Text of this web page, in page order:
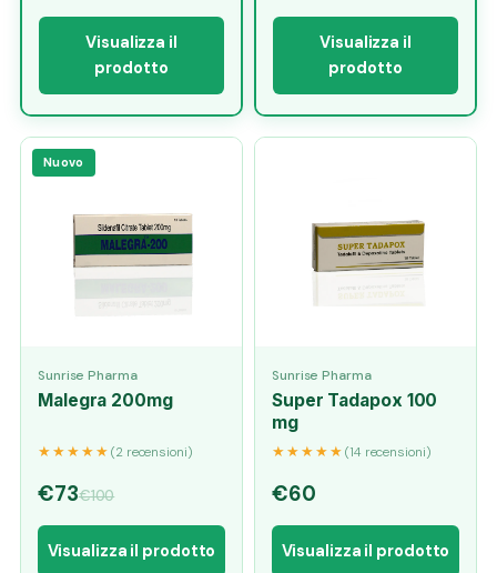
Visualizza il
prodotto
Visualizza il
prodotto
Nuovo
Sunrise Pharma
Malegra 200mg
★★★★★(2 recensioni)
€73€100
Visualizza il prodotto
Sunrise Pharma
Super Tadapox 100
mg
★★★★★(14 recensioni)
€60
Visualizza il prodotto